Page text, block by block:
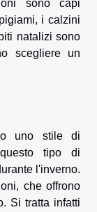
sono capi
i calzini
natalizi sono
scegliere un
uno stile di
tipo di
l'inverno.
che offrono
Si tratta infatti